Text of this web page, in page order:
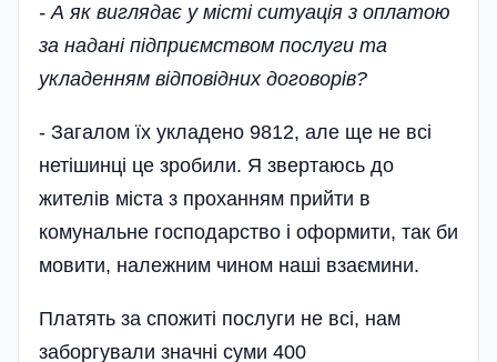
- А як виглядає у місті ситуація з оплатою
за надані підприємством послуги та
укладенням відпо­відних договорів?
- Загалом їх укладено 9812, але ще не всі
нетішинці це зробили. Я звертаюсь до
жителів міста з проханням прийти в
комунальне господарство і оформити, так би
мовити, належним чином наші взаємини.
Платять за спожиті послуги не всі, нам
заборгували значні суми 400